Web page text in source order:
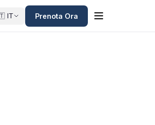
IT Prenota Ora